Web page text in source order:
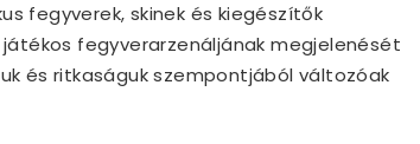
fegyverek, skinek és kiegészítők
fegyverarzenáljának megjelenését
és ritkaságuk szempontjából változóak